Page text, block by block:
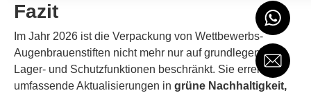
Fazit
Im Jahr 2026 ist die Verpackung von Wettbewerbs-
Augenbrauenstiften nicht mehr nur auf grundlegende
Lager- und Schutzfunktionen beschränkt. Sie erreicht
umfassende Aktualisierungen in grüne Nachhaltigkeit,